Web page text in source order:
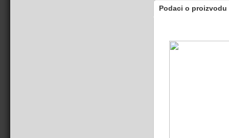
Podaci o proizvodu